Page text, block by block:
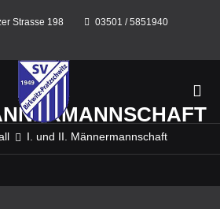
Strasse 198
03501 / 5851940
I. und II. Männermannschaft